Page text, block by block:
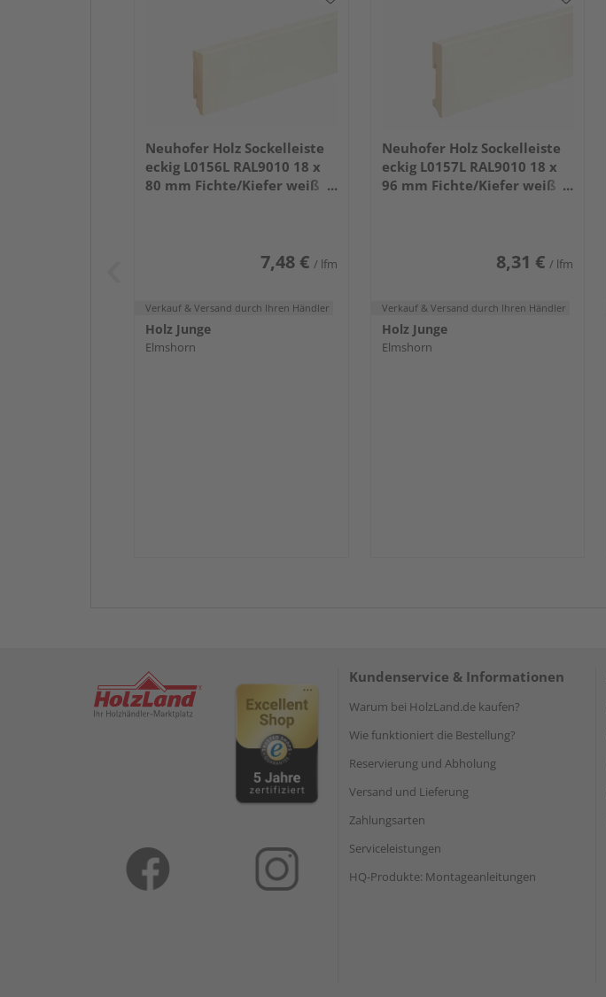
Neuhofer Holz Sockelleiste
eckig L0156L RAL9010 18 x
80 mm Fichte/Kiefer weiß
7,48 € / lfm
Verkauf & Versand durch Ihren Händler
Holz Junge
Elmshorn
Neuhofer Holz Sockelleiste
eckig L0157L RAL9010 18 x
96 mm Fichte/Kiefer weiß
8,31 € / lfm
Verkauf & Versand durch Ihren Händler
Holz Junge
Elmshorn
Kundenservice & Informationen
Warum bei HolzLand.de kaufen?
Wie funktioniert die Bestellung?
Reservierung und Abholung
Versand und Lieferung
Zahlungsarten
Serviceleistungen
HQ-Produkte: Montageanleitungen